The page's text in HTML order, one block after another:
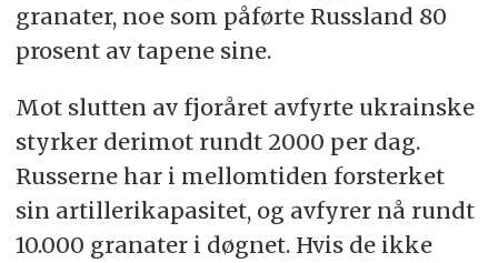
granater, noe som påførte Russland 80
prosent av tapene sine.
Mot slutten av fjoråret avfyrte ukrainske
styrker derimot rundt 2000 per dag.
Russerne har i mellomtiden forsterket
sin artillerikapasitet, og avfyrer nå rundt
10.000 granater i døgnet. Hvis de ikke